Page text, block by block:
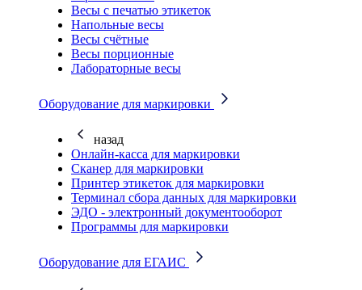
Весы с печатью этикеток
Напольные весы
Весы счётные
Весы порционные
Лабораторные весы
Оборудование для маркировки
назад
Онлайн-касса для маркировки
Сканер для маркировки
Принтер этикеток для маркировки
Терминал сбора данных для маркировки
ЭДО - электронный документооборот
Программы для маркировки
Оборудование для ЕГАИС